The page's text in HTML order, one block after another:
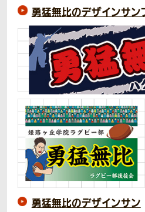
勇猛無比のデザインサン
勇猛無比のデザインサン